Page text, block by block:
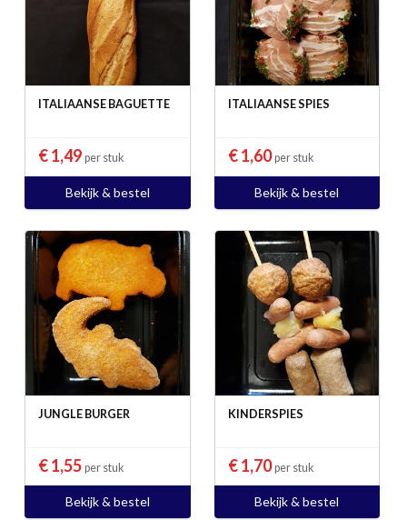
ITALIAANSE BAGUETTE
€ 1,49 per stuk
Bekijk & bestel
ITALIAANSE SPIES
€ 1,60per stuk
Bekijk & bestel
JUNGLE BURGER
€ 1,55 per stuk
Bekijk & bestel
KINDERSPIES
€ 1,70per stuk
Bekijk & bestel